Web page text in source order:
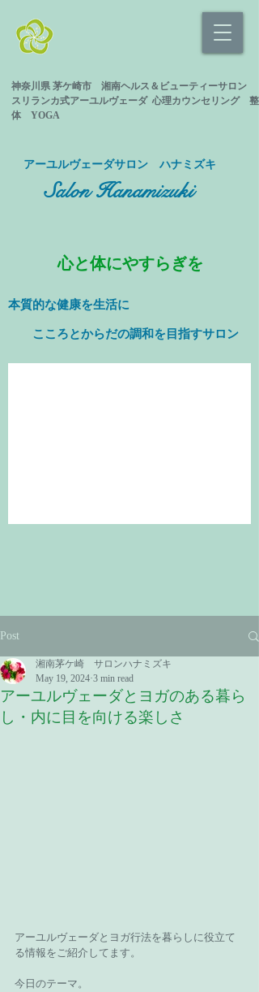
神奈川県 茅ケ崎市 湘南ヘルス＆ビューティーサロン
スリランカ式アーユルヴェーダ 心理カウンセリング 整
体 YOGA
​アーユルヴェーダサロン ハナミズキ
Salon Hanamizuki
心と体にやすらぎを
本質的な健康を生活に
​ こころとからだの調和を目指すサロン
Post
アーユルヴェーダとヨガのある暮ら
し・内に目を向ける楽しさ
湘南茅ケ崎 サロンハナミズキ
May 19, 2024 3 min read
アーユルヴェーダとヨガ行法を暮らしに役立て
る情報をご紹介してます。
今日のテーマ。